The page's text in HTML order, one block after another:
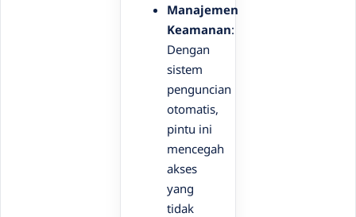
Manajemen
Keamanan:
Dengan
sistem
penguncian
otomatis,
pintu ini
mencegah
akses
yang
tidak